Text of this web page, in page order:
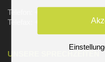
Telefon: +49 (461) 8400550
Telefax: +49 (461) 8400202
UNSERE SPRECHZEITEN